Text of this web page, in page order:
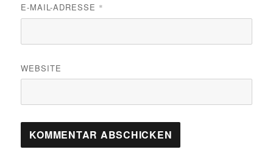
E-MAIL-ADRESSE *
WEBSITE